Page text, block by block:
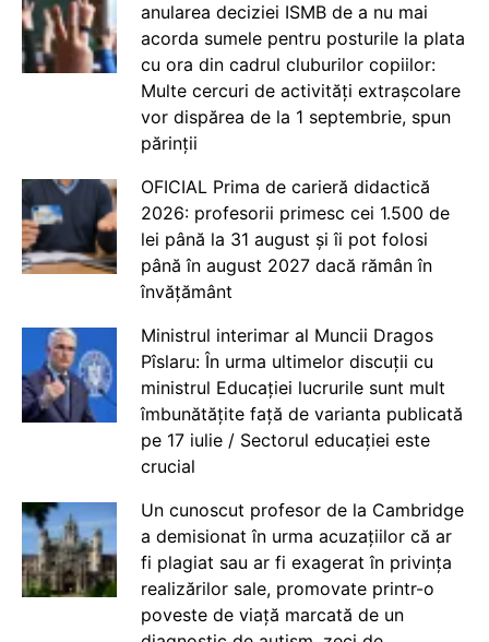
anularea deciziei ISMB de a nu mai
acorda sumele pentru posturile la plata
cu ora din cadrul cluburilor copiilor:
Multe cercuri de activități extrașcolare
vor dispărea de la 1 septembrie, spun
părinții
OFICIAL Prima de carieră didactică
2026: profesorii primesc cei 1.500 de
lei până la 31 august și îi pot folosi
până în august 2027 dacă rămân în
învățământ
Ministrul interimar al Muncii Dragos
Pîslaru: În urma ultimelor discuții cu
ministrul Educației lucrurile sunt mult
îmbunătățite față de varianta publicată
pe 17 iulie / Sectorul educației este
crucial
Un cunoscut profesor de la Cambridge
a demisionat în urma acuzațiilor că ar
fi plagiat sau ar fi exagerat în privința
realizărilor sale, promovate printr-o
poveste de viață marcată de un